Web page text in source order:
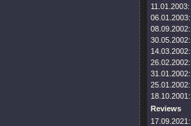
11.01.2003:
06.01.2003:
08.09.2002:
30.05.2002:
14.03.2002:
26.02.2002:
31.01.2002:
25.01.2002:
18.10.2001:
Reviews
17.09.2021: